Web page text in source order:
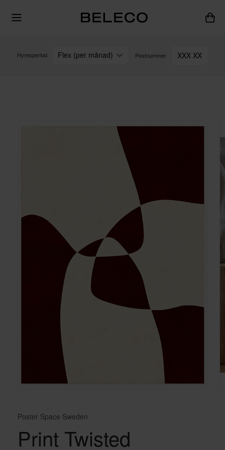
Hyresperiod Flex (per månad) Postnummer XXX XX
Poster Space Sweden
Print Twisted